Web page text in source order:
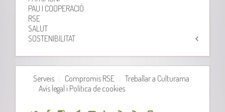
PAU I COOPERACIÓ
RSE
SALUT
SOSTENIBILITAT
Serveis Compromis RSE
Treballar a Culturama
Avís legal i Política de cookies